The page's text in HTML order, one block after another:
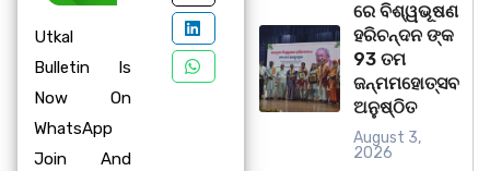
Utkal
Bulletin Is
Now On
WhatsApp
Join And
ରେ ବିଶ୍ୱଭୂଷଣ
ହରିଚନ୍ଦନ ଙ୍କ
93 ତମ
ଜନ୍ମମହୋତ୍ସବ
ଅନୁଷ୍ଠିତ
August 3,
2026